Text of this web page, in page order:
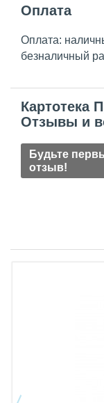
Оплата
Оплата:
безналичный
Картотека
Отзывы и
Будьте
отзыв!